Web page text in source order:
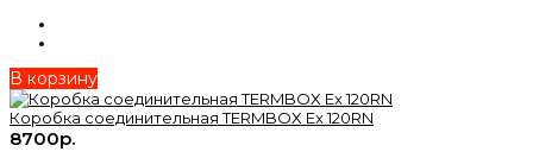
В корзину
Коробка соединительная TERMBOX Ex 120RN
8700р.